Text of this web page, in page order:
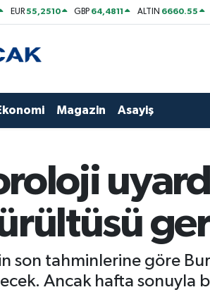
EUR55,2510 GBP 64,4811 ALTIN 6660.55
Magazin Asayiş
son tahminlerine göre
Ancak hafta sonuyla